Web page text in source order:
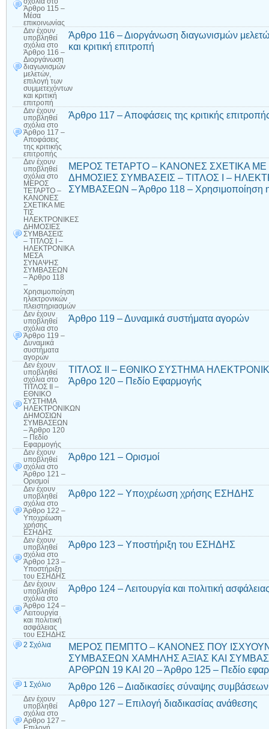
Άρθρο 115 –
Μέσα
επικοινωνίας
Δεν έχουν
υποβληθεί
σχόλια στο
Άρθρο 116 –
Διοργάνωση
διαγωνισμών
μελετών,
επιλογή των
συμμετεχόντων
και κριτική
επιτροπή
Άρθρο 116 – Διοργάνωση διαγωνισμών
και κριτική επιτροπή
Δεν έχουν
υποβληθεί
σχόλια στο
Άρθρο 117 –
Αποφάσεις
της κριτικής
επιτροπής
Άρθρο 117 – Αποφάσεις της κριτικής
Δεν έχουν
υποβληθεί
σχόλια στο
ΜΕΡΟΣ
ΤΕΤΑΡΤΟ –
ΚΑΝΟΝΕΣ
ΣΧΕΤΙΚΑ ΜΕ
ΤΙΣ
ΗΛΕΚΤΡΟΝΙΚΕΣ
ΔΗΜΟΣΙΕΣ
ΣΥΜΒΑΣΕΙΣ
– ΤΙΤΛΟΣ Ι –
ΗΛΕΚΤΡΟΝΙΚΑ
ΜΕΣΑ
ΣΥΝΑΨΗΣ
ΣΥΜΒΑΣΕΩΝ
– Άρθρο 118
–
Χρησιμοποίηση
ηλεκτρονικών
πλειστηριασμών
ΜΕΡΟΣ ΤΕΤΑΡΤΟ – ΚΑΝΟΝΕΣ ΣΧΕΤΙΚΑ ΜΕ
ΔΗΜΟΣΙΕΣ ΣΥΜΒΑΣΕΙΣ – ΤΙΤΛΟΣ Ι –
ΣΥΜΒΑΣΕΩΝ – Άρθρο 118 – Χρησιμοποίηση
Δεν έχουν
υποβληθεί
σχόλια στο
Άρθρο 119 –
Δυναμικά
συστήματα
αγορών
Άρθρο 119 – Δυναμικά συστήματα αγορών
Δεν έχουν
υποβληθεί
σχόλια στο
ΤΙΤΛΟΣ II –
ΕΘΝΙΚΟ
ΣΥΣΤΗΜΑ
ΗΛΕΚΤΡΟΝΙΚΩΝ
ΔΗΜΟΣΙΩΝ
ΣΥΜΒΑΣΕΩΝ
– Άρθρο 120
– Πεδίο
Εφαρμογής
ΤΙΤΛΟΣ II – ΕΘΝΙΚΟ ΣΥΣΤΗΜΑ
Άρθρο 120 – Πεδίο Εφαρμογής
Δεν έχουν
υποβληθεί
σχόλια στο
Άρθρο 121 –
Ορισμοί
Άρθρο 121 – Ορισμοί
Δεν έχουν
υποβληθεί
σχόλια στο
Άρθρο 122 –
Υποχρέωση
χρήσης
ΕΣΗΔΗΣ
Άρθρο 122 – Υποχρέωση χρήσης ΕΣΗΔΗΣ
Δεν έχουν
υποβληθεί
σχόλια στο
Άρθρο 123 –
Υποστήριξη
του ΕΣΗΔΗΣ
Άρθρο 123 – Υποστήριξη του ΕΣΗΔΗΣ
Δεν έχουν
υποβληθεί
σχόλια στο
Άρθρο 124 –
Λειτουργία
και πολιτική
ασφάλειας
του ΕΣΗΔΗΣ
Άρθρο 124 – Λειτουργία και πολιτική
2 Σχόλια
ΜΕΡΟΣ ΠΕΜΠΤΟ – ΚΑΝΟΝΕΣ ΠΟΥ
ΣΥΜΒΑΣΕΩΝ ΧΑΜΗΛΗΣ ΑΞΙΑΣ ΚΑΙ
ΑΡΘΡΩΝ 19 ΚΑΙ 20 – Άρθρο 125 – Πεδίο
1 Σχόλιο Άρθρο 126 – Διαδικασίες σύναψης συμβάσεων
Δεν έχουν
υποβληθεί
σχόλια στο
Αρθρο 127 –
Αρθρο 127 – Επιλογή διαδικασίας ανάθεσης